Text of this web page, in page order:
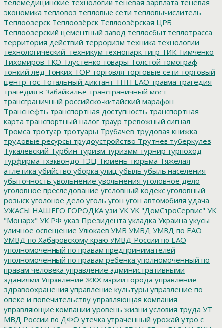
телемедицинские технологии теневая зарплата теневая
экономика тепловоз тепловые сети тепловычислитель
Теплоозерск Теплоозёрск Теплоозёрская ЦРБ
Теплоозерский цементный завод теплосбыт теплотрасса
территория действий терроризм техника технологии
технологический_техникум технопарк тигр ТИК Тимченко
Тихомиров ТКО Тлустенко товары Толстой томограф
тонкий лед Тонких ТОР торговля торговые сети торговый
центр тос Тотальный диктант ТПП ЕАО травма трагедия
трагедия в Забайкалье трансграничный мост
трансграничный российско-китайский марафон
Транснефть транспортная доступность транспортная
карта транспортный налог траур тревожный сигнал
Тромса тротуар тротуары Трубачев трудовая книжка
трудовые ресурсы трудоустройство Трутнев туберкулез
Тукалевский Турбин туризм туризмм турнир турпоход
турфирма тхэквондо ТЭЦ Тюмень тюрьма Тяжелая
атлетика убийство уборка улиц убыль убыль населения
убыточность увольнение увольнения уголовное дело
уголовное преследование уголовный кодекс уголовный
розыск уголоное дело уголь угон угон автомобиля удача
УЖАСЫ НАШЕГО ГОРОДКА узи УК УК "ДомСтроСервис" УК
"Монарх" УК РФ указ Президента укладка Украина укусы
уличное освещение Улюкаев УМВ УМВД УМВД по ЕАО
УМВД по Хабаровскому краю УМВД России по ЕАО
уполномоченный по правам предпринимателей
уполномоченный по правам ребенка уполномоченный по
правам человека управление административными
зданиями Управление ЖКХ мэрии города управление
здравоохранения управление культуры управление по
опеке и попечительству управляющая компания
управляющие компании уровень жизни условия труда УТ
МВД России по ДФО утечка утраченный урожай утро с